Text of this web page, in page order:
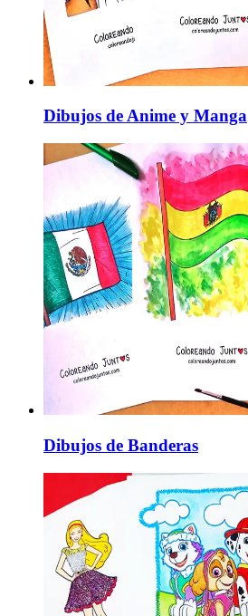
Dibujos de Anime y Manga
Dibujos de Banderas